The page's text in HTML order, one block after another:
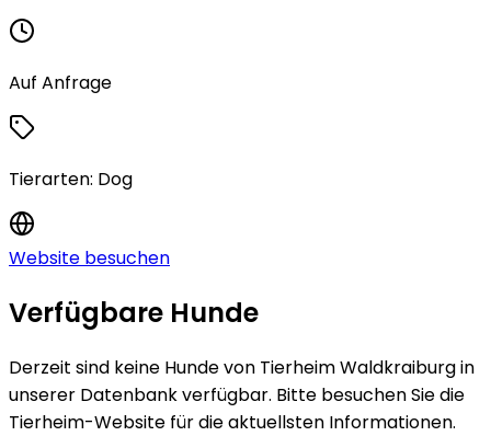
Auf Anfrage
Tierarten: Dog
Website besuchen
Verfügbare Hunde
Derzeit sind keine Hundevon Tierheim Waldkraiburgin
unserer Datenbank verfügbar. Bitte besuchen Sie die
Tierheim-Website für die aktuellsten Informationen.